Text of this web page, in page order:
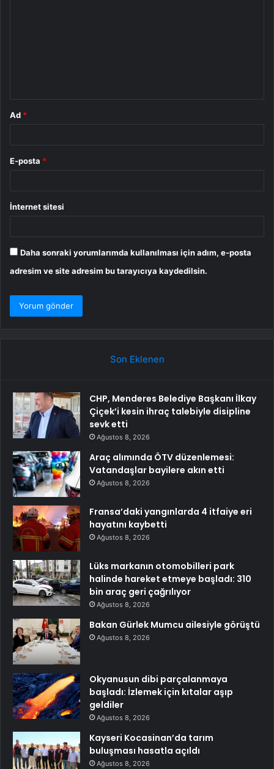
Ad *
E-posta *
İnternet sitesi
Daha sonraki yorumlarımda kullanılması için adım, e-posta
adresim ve site adresim bu tarayıcıya kaydedilsin.
Son Eklenen
CHP, Menderes Belediye Başkanı İlkay
Çiçek’i kesin ihraç talebiyle disipline
sevk etti
Ağustos 8, 2026
Araç alımında ÖTV düzenlemesi:
Vatandaşlar bayilere akın etti
Ağustos 8, 2026
Fransa’daki yangınlarda 4 itfaiye eri
hayatını kaybetti
Ağustos 8, 2026
Lüks markanın otomobilleri park
halinde hareket etmeye başladı: 310
bin araç geri çağrılıyor
Ağustos 8, 2026
Bakan Gürlek Mumcu ailesiyle görüştü
Ağustos 8, 2026
Okyanusun dibi parçalanmaya
başladı: İzlemek için kıtalar aşıp
geldiler
Ağustos 8, 2026
Kayseri Kocasinan’da tarım
buluşması hasatla açıldı
Ağustos 8, 2026